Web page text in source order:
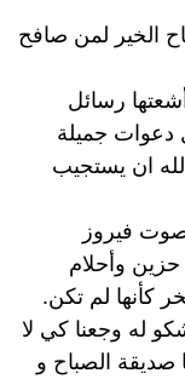
الخير لمن صافح
رسائل
دعوات جميلة
ان يستجيب
صوت فيروز
وأحلام
كأنها لم تكن.
له وجعنا كي لا
صديقة الصباح و